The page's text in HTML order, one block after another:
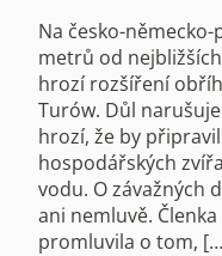
Na česko-
metrů od
hrozí rozšíření
Turów. Důl
hrozí, že by
hospodářských
vodu. O závažných
ani nemluvě.
promluvila o tom,